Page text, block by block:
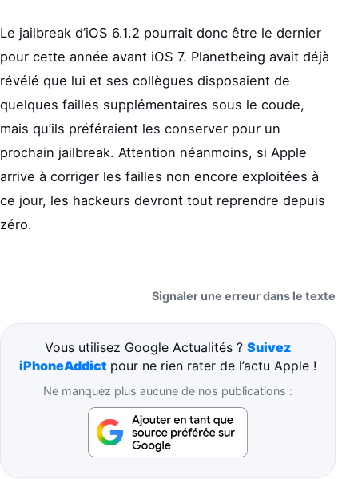
Le jailbreak d’iOS 6.1.2 pourrait donc être le dernier
pour cette année avant iOS 7. Planetbeing avait déjà
révélé que lui et ses collègues disposaient de
quelques failles supplémentaires sous le coude,
mais qu’ils préféraient les conserver pour un
prochain jailbreak. Attention néanmoins, si Apple
arrive à corriger les failles non encore exploitées à
ce jour, les hackeurs devront tout reprendre depuis
zéro.
Signaler une erreur dans le texte
Vous utilisez Google Actualités ? Suivez
iPhoneAddict pour ne rien rater de l’actu Apple !
Ne manquez plus aucune de nos publications :